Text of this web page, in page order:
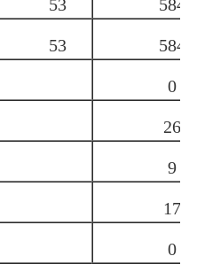
53 584
53 584
0
26
9
17
0